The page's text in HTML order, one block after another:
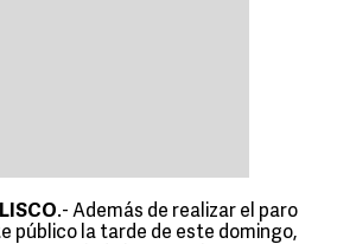
.- Además de realizar el paro
público la tarde de este domingo,